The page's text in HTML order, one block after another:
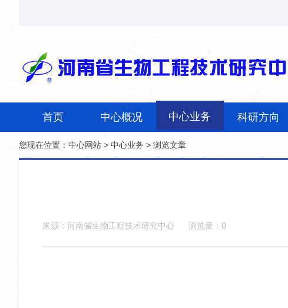
首页 中心概况 中心业务 科研方向
您现在位置： 中心网站 > 中心业务 > 浏览文章
来源：河南省生物工程技术研究中心 浏览量： 0